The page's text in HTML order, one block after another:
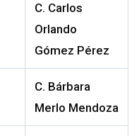
C. Carlos
Orlando
Gómez Pérez
C. Bárbara
Merlo Mendoza